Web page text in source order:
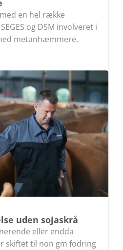
en hel række
og DSM involveret i
metanhæmmere.
uden sojaskrå
eller endda
skiftet til non gm fodring